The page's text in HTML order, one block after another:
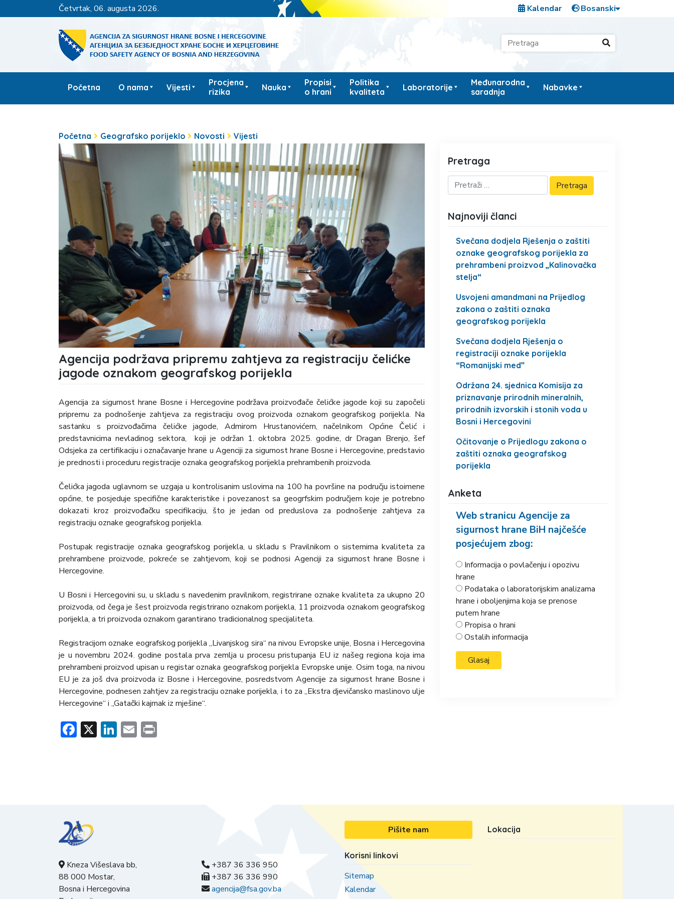
četvrtak, 06. augusta 2026. Kalendar
Početna O nama Vijesti
Procjena
rizika
Nauka
Propisi
o hrani
Politika
kvaliteta
Laboratorije
Međunarodna
saradnja
Nabavke
Početna Geografsko porijeklo Novosti Vijesti
Agencija podržava pripremu zahtjeva za registraciju čelićke
jagode oznakom geografskog porijekla
Agencija za sigurnost hrane Bosne i Hercegovine podržava proizvođače čelićke jagode koji su započeli
pripremu za podnošenje zahtjeva za registraciju ovog proizvoda oznakom geografskog porijekla. Na
sastanku s proizvođačima čelićke jagode, Admirom Hrustanovićem, načelnikom Općine Čelić i
predstavnicima nevladinog sektora, koji je održan 1. oktobra 2025. godine, dr Dragan Brenjo, šef
Odsjeka za certifikaciju i označavanje hrane u Agenciji za sigurnost hrane Bosne i Hercegovine, predstavio
je prednosti i proceduru registracije oznaka geografskog porijekla prehrambenih proizvoda.
Čelićka jagoda uglavnom se uzgaja u kontrolisanim uslovima na 100 ha površine na području istoimene
općine, te posjeduje specifične karakteristike i povezanost sa geogrfskim područjem koje je potrebno
dokazati kroz proizvođačku specifikaciju, što je jedan od preduslova za podnošenje zahtjeva za
registraciju oznake geografskog porijekla.
Postupak registracije oznaka geografskog porijekla, u skladu s Pravilnikom o sistemima kvaliteta za
prehrambene proizvode, pokreće se zahtjevom, koji se podnosi Agenciji za sigurnost hrane Bosne i
Hercegovine.
U Bosni i Hercegovini su, u skladu s navedenim pravilnikom, registrirane oznake kvaliteta za ukupno 20
proizvoda, od čega je šest proizvoda registrirano oznakom porijekla, 11 proizvoda oznakom geografskog
porijekla, a tri proizvoda oznakom garantirano tradicionalnog specijaliteta.
Registracijom oznake eografskog porijekla „Livanjskog sira“ na nivou Evropske unije, Bosna i Hercegovina
je u novembru 2024. godine postala prva zemlja u procesu pristupanja EU iz našeg regiona koja ima
prehrambeni proizvod upisan u registar oznaka geografskog porijekla Evropske unije. Osim toga, na nivou
EU je za još dva proizvoda iz Bosne i Hercegovine, posredstvom Agencije za sigurnost hrane Bosne i
Hercegovine, podnesen zahtjev za registraciju oznake porijekla, i to za „Ekstra djevičansko maslinovo ulje
Hercegovine“ i „Gatački kajmak iz mješine“.
Facebook
X LinkedIn
Email
Pretraga
Najnoviji članci
Svečana dodjela Rješenja o zaštiti
oznake geografskog porijekla za
prehrambeni proizvod „Kalinovačka
stelja“
Usvojeni amandmani na Prijedlog
zakona o zaštiti oznaka
geografskog porijekla
Svečana dodjela Rješenja o
registraciji oznake porijekla
“Romanijski med”
Održana 24. sjednica Komisija za
priznavanje prirodnih mineralnih,
prirodnih izvorskih i stonih voda u
Bosni i Hercegovini
Očitovanje o Prijedlogu zakona o
zaštiti oznaka geografskog
porijekla
Anketa
Web stranicu Agencije za
sigurnost hrane BiH najčešće
posjećujem zbog:
Informacija o povlačenju i opozivu
hrane
Podataka o laboratorijskim analizama
hrane i oboljenjima koja se prenose
putem hrane
Propisa o hrani
Ostalih informacija
Kneza Višeslava bb,
88 000 Mostar,
Bosna i Hercegovina
+387 36 336 950
+387 36 336 990
agencija@fsa.gov.ba
Pišite nam
Korisni linkovi
Sitemap
Kalendar
Lokacija